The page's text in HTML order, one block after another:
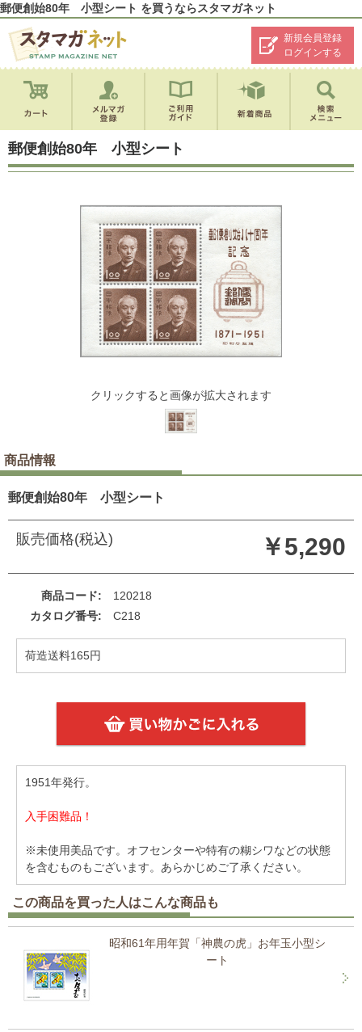
郵便創始80年 小型シート を買うならスタマガネット
新規会員登録
ログインする
郵便創始80年 小型シート
クリックすると画像が拡大されます
商品情報
郵便創始80年 小型シート
販売価格(税込) ￥5,290
商品コード
120218
カタログ番号
C218
荷造送料165円
1951年発行。
入手困難品！
※未使用美品です。オフセンターや特有の糊シワなどの状態
を含むものもございます。あらかじめご了承ください。
この商品を買った人はこんな商品も
昭和61年用年賀「神農の虎」お年玉小型シ
ート